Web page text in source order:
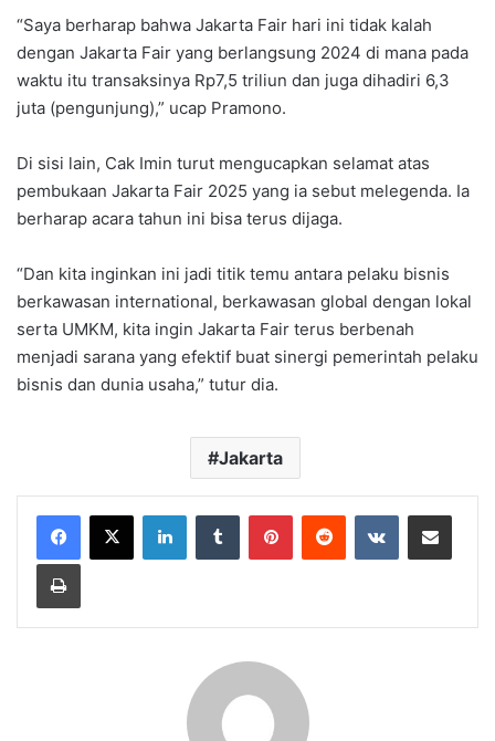
“Saya berharap bahwa Jakarta Fair hari ini tidak kalah
dengan Jakarta Fair yang berlangsung 2024 di mana pada
waktu itu transaksinya Rp7,5 triliun dan juga dihadiri 6,3
juta (pengunjung),” ucap Pramono.
Di sisi lain, Cak Imin turut mengucapkan selamat atas
pembukaan Jakarta Fair 2025 yang ia sebut melegenda. Ia
berharap acara tahun ini bisa terus dijaga.
“Dan kita inginkan ini jadi titik temu antara pelaku bisnis
berkawasan international, berkawasan global dengan lokal
serta UMKM, kita ingin Jakarta Fair terus berbenah
menjadi sarana yang efektif buat sinergi pemerintah pelaku
bisnis dan dunia usaha,” tutur dia.
Jakarta
LinkedInTumblr PinterestReddit VKontakteShare via Email
Print